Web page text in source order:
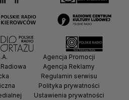
Agencja Promocji
Agencja Reklamy
Regulamin serwisu
Polityka prywatności
Ustawienia prywatności